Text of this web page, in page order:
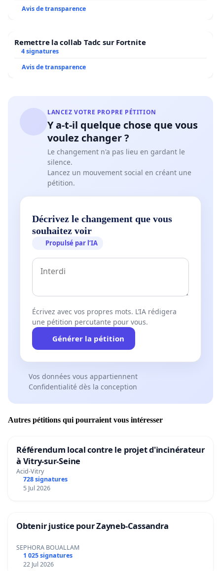
Avis de transparence
Remettre la collab Tadc sur Fortnite
4 signatures
Avis de transparence
LANCEZ VOTRE PROPRE PÉTITION
Y a-t-il quelque chose que vous
voulez changer ?
Le changement n'a pas lieu en gardant le
silence.
Lancez un mouvement social en créant une
pétition.
Décrivez le changement que vous
souhaitez voir
Propulsé par l’IA
Écrivez avec vos propres mots. L’IA rédigera
une pétition percutante pour vous.
Générer la pétition
Vos données vous appartiennent
Confidentialité dès la conception
Autres pétitions qui pourraient vous intéresser
Référendum local contre le projet d'incinérateur
à Vitry-sur-Seine
Acid-Vitry
728 signatures
5 Jul 2026
Obtenir justice pour Zayneb-Cassandra
SEPHORA BOUALLAM
1 025 signatures
22 Jul 2026